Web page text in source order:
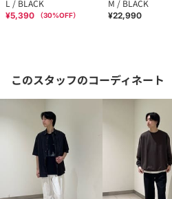
L / BLACK
¥5,390 （30%OFF）
M / BLACK
¥22,990
このスタッフのコーディネート